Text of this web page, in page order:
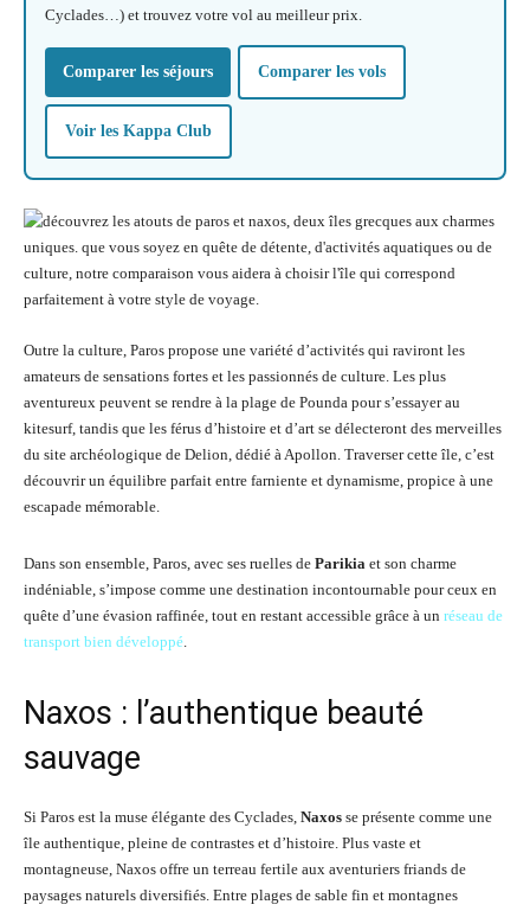
Cyclades…) et trouvez votre vol au meilleur prix.
Comparer les séjours Comparer les vols
Voir les Kappa Club
Outre la culture, Paros propose une variété d’activités qui raviront les
amateurs de sensations fortes et les passionnés de culture. Les plus
aventureux peuvent se rendre à la plage de Pounda pour s’essayer au
kitesurf, tandis que les férus d’histoire et d’art se délecteront des merveilles
du site archéologique de Delion, dédié à Apollon. Traverser cette île, c’est
découvrir un équilibre parfait entre farniente et dynamisme, propice à une
escapade mémorable.
Dans son ensemble, Paros, avec ses ruelles de Parikia et son charme
indéniable, s’impose comme une destination incontournable pour ceux en
quête d’une évasion raffinée, tout en restant accessible grâce à un réseau de
transport bien développé.
Naxos : l’authentique beauté
sauvage
Si Paros est la muse élégante des Cyclades, Naxos se présente comme une
île authentique, pleine de contrastes et d’histoire. Plus vaste et
montagneuse, Naxos offre un terreau fertile aux aventuriers friands de
paysages naturels diversifiés. Entre plages de sable fin et montagnes